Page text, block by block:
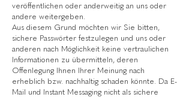
veröffentlichen oder anderweitig an uns oder
andere weitergeben.
Aus diesem Grund möchten wir Sie bitten,
sichere Passwörter festzulegen und uns oder
anderen nach Möglichkeit keine vertraulichen
Informationen zu übermitteln, deren
Offenlegung Ihnen Ihrer Meinung nach
erheblich bzw. nachhaltig schaden könnte. Da E-
Mail und Instant Messaging nicht als sichere